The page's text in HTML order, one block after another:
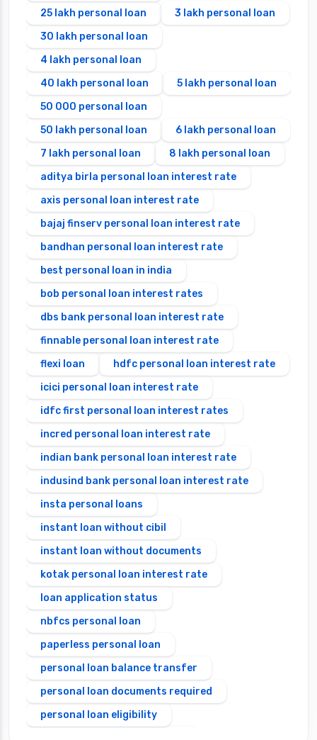
25 lakh personal loan
3 lakh personal loan
30 lakh personal loan
4 lakh personal loan
40 lakh personal loan
5 lakh personal loan
50 000 personal loan
50 lakh personal loan
6 lakh personal loan
7 lakh personal loan
8 lakh personal loan
aditya birla personal loan interest rate
axis personal loan interest rate
bajaj finserv personal loan interest rate
bandhan personal loan interest rate
best personal loan in india
bob personal loan interest rates
dbs bank personal loan interest rate
finnable personal loan interest rate
flexi loan
hdfc personal loan interest rate
icici personal loan interest rate
idfc first personal loan interest rates
incred personal loan interest rate
indian bank personal loan interest rate
indusind bank personal loan interest rate
insta personal loans
instant loan without cibil
instant loan without documents
kotak personal loan interest rate
loan application status
nbfcs personal loan
paperless personal loan
personal loan balance transfer
personal loan documents required
personal loan eligibility